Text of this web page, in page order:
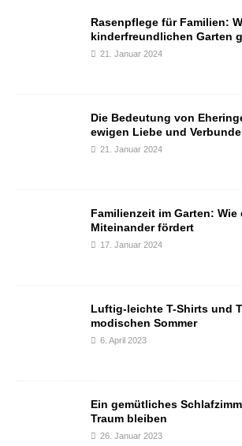
Rasenpflege für Familien:
kinderfreundlichen Garten
21. Januar 2024
Die Bedeutung von
ewigen Liebe und
21. Januar 2024
Familienzeit im Garten:
Miteinander fördert
17. Januar 2024
Luftig-leichte T-Shirts und
modischen Sommer
6. April 2023
Ein gemütliches
Traum bleiben
26. Januar 2023